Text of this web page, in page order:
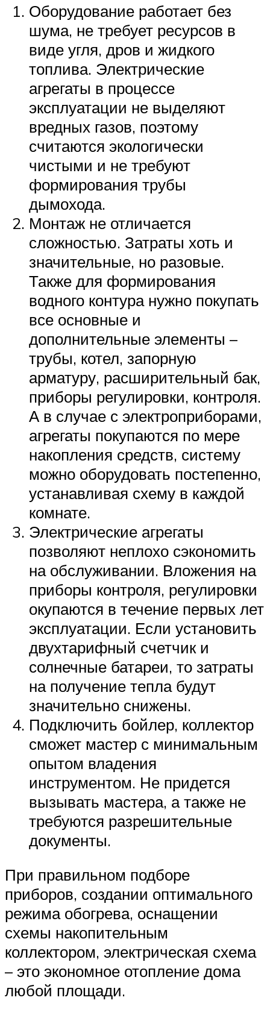
Оборудование работает без
шума, не требует ресурсов в
виде угля, дров и жидкого
топлива. Электрические
агрегаты в процессе
эксплуатации не выделяют
вредных газов, поэтому
считаются экологически
чистыми и не требуют
формирования трубы
дымохода.
Монтаж не отличается
сложностью. Затраты хоть и
значительные, но разовые.
Также для формирования
водного контура нужно покупать
все основные и
дополнительные элементы –
трубы, котел, запорную
арматуру, расширительный бак,
приборы регулировки, контроля.
А в случае с электроприборами,
агрегаты покупаются по мере
накопления средств, систему
можно оборудовать постепенно,
устанавливая схему в каждой
комнате.
Электрические агрегаты
позволяют неплохо сэкономить
на обслуживании. Вложения на
приборы контроля, регулировки
окупаются в течение первых лет
эксплуатации. Если установить
двухтарифный счетчик и
солнечные батареи, то затраты
на получение тепла будут
значительно снижены.
Подключить бойлер, коллектор
сможет мастер с минимальным
опытом владения
инструментом. Не придется
вызывать мастера, а также не
требуются разрешительные
документы.
При правильном подборе
приборов, создании оптимального
режима обогрева, оснащении
схемы накопительным
коллектором, электрическая схема
– это экономное отопление дома
любой площади.